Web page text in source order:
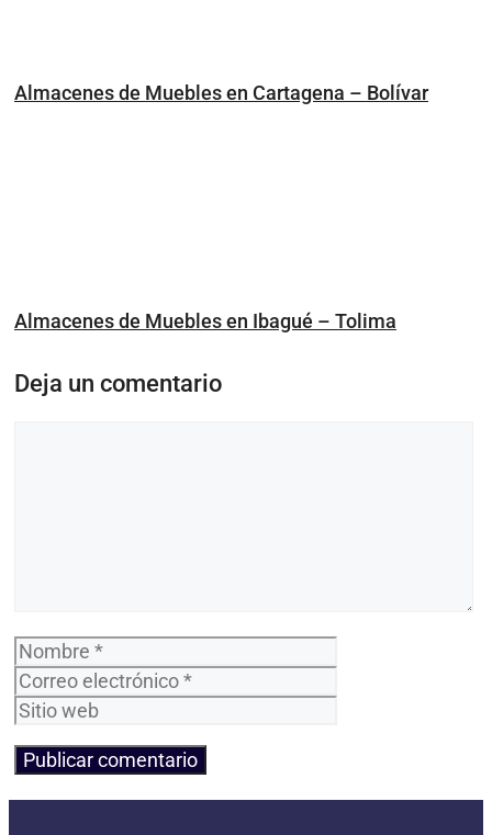
Almacenes de Muebles en Cartagena – Bolívar
Almacenes de Muebles en Ibagué – Tolima
Deja un comentario
Nombre
electrónico
web